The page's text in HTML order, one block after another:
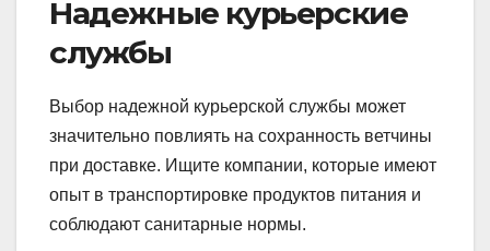
Надежные курьерские
службы
Выбор надежной курьерской службы может
значительно повлиять на сохранность ветчины
при доставке. Ищите компании, которые имеют
опыт в транспортировке продуктов питания и
соблюдают санитарные нормы.